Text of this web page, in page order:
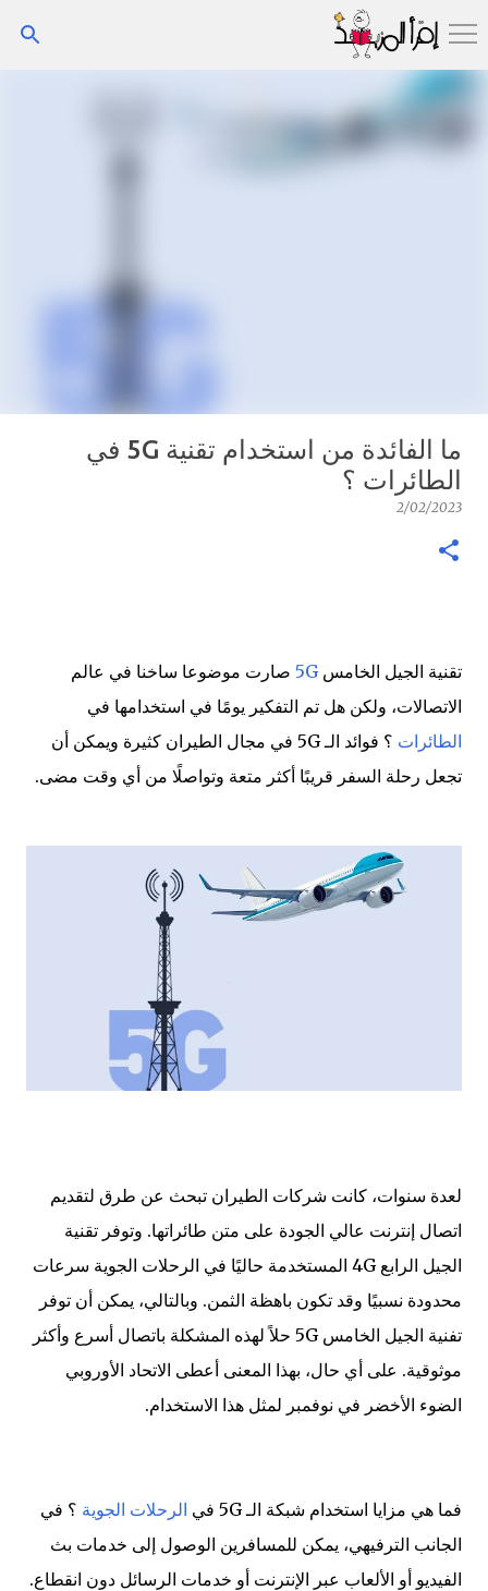
التخطي إلى المحتوى الرئيسي
ما الفائدة من استخدام تقنية 5G في
الطائرات ؟
2/02/2023
تقنية الجيل الخامس 5G صارت موضوعا ساخنا في عالم
الاتصالات، ولكن هل تم التفكير يومًا في استخدامها في
الطائرات
؟ فوائد الـ 5G في مجال الطيران كثيرة ويمكن أن
تجعل رحلة السفر قريبًا أكثر متعة وتواصلًا من أي وقت مضى.
لعدة سنوات، كانت شركات الطيران تبحث عن طرق لتقديم
اتصال إنترنت عالي الجودة على متن طائراتها. وتوفر تقنية
الجيل الرابع 4G المستخدمة حاليًا في الرحلات الجوية سرعات
محدودة نسبيًا وقد تكون باهظة الثمن. وبالتالي، يمكن أن توفر
تفنية الجيل الخامس 5G حلاً لهذه المشكلة باتصال أسرع وأكثر
موثوقية. على أي حال، بهذا المعنى أعطى الاتحاد الأوروبي
الضوء الأخضر في نوفمبر لمثل هذا الاستخدام.
فما هي مزايا استخدام شبكة الـ 5G في الرحلات الجوية ؟ في
الجانب الترفيهي، يمكن للمسافرين الوصول إلى خدمات بث
الفيديو أو الألعاب عبر الإنترنت أو خدمات الرسائل دون انقطاع.